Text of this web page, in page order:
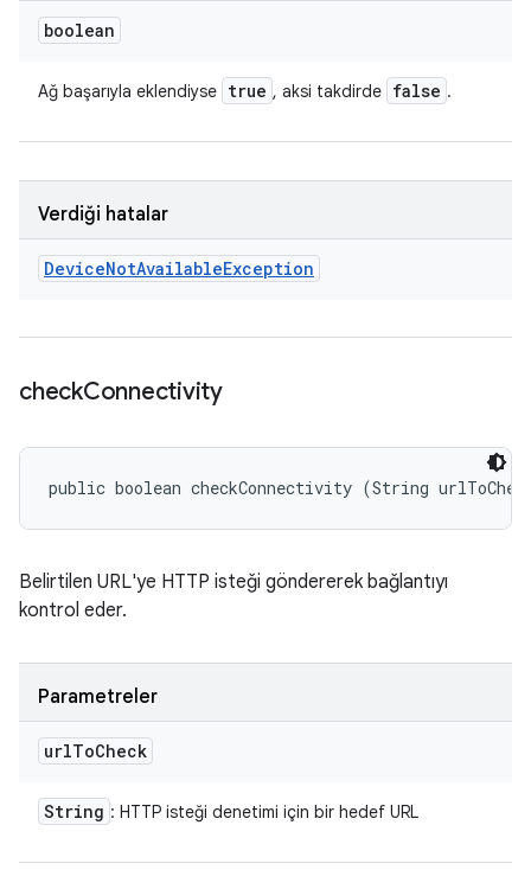
boolean
Ağ başarıyla eklendiyse true , aksi takdirde false .
Verdiği hatalar
DeviceNotAvailableException
checkConnectivity
public boolean checkConnectivity (String
Belirtilen URL'ye HTTP isteği göndererek bağlantıyı
kontrol eder.
Parametreler
urlToCheck
String : HTTP isteği denetimi için bir hedef URL